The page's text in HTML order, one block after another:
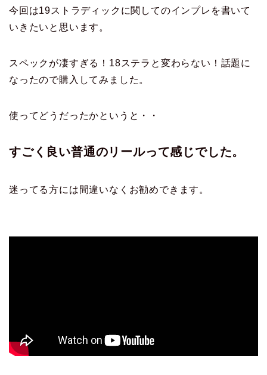
今回は19ストラディックに関してのインプレを書いて
いきたいと思います。
スペックが凄すぎる！18ステラと変わらない！話題に
なったので購入してみました。
使ってどうだったかというと・・
すごく良い普通のリールって感じでした。
迷ってる方には間違いなくお勧めできます。